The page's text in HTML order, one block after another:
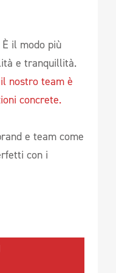
il modo più
e tranquillità.
nostro team è
concrete.
e team come
con i